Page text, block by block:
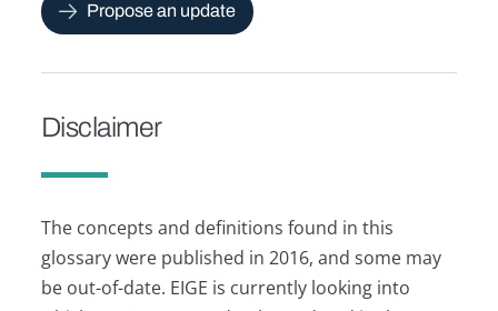
Propose an update
Disclaimer
The concepts and definitions found in this
glossary were published in 2016, and some may
be out-of-date. EIGE is currently looking into